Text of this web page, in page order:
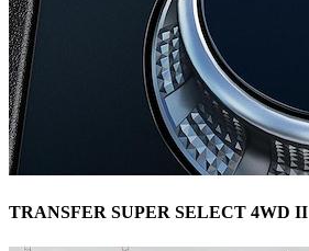
TRANSFER SUPER SELECT 4WD II